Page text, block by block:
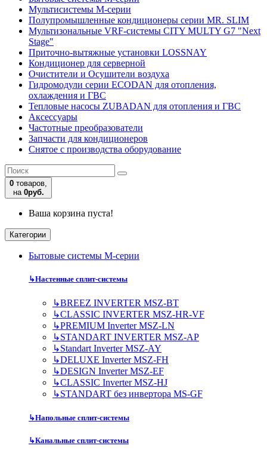
Мультисистемы M-серии
Полупромышленные кондиционеры серии MR. SLIM
Мультизональные VRF-системы CITY MULTY G7 "Next
Stage"
Приточно-вытяжные установки LOSSNAY
Кондиционер для серверной
Очистители и Осушители воздуха
Гидромодули серии ECODAN для отопления,
охлаждения и ГВС
Тепловые насосы ZUBADAN для отопления и ГВС
Аксесcуары
Частотные преобразователи
Запчасти для кондиционеров
Снятое с производства оборудование
0 товаров,
на 0руб.
Ваша корзина пуста!
Категории
Бытовые системы M-серии
↳Настенные сплит-системы
↳BREEZ INVERTER MSZ-BT
↳CLASSIC INVERTER MSZ-HR-VF
↳PREMIUM Inverter MSZ-LN
↳STANDART INVERTER MSZ-AP
↳Standart Inverter MSZ-AY
↳DELUXE Inverter MSZ-FH
↳DESIGN Inverter MSZ-EF
↳CLASSIC Inverter MSZ-HJ
↳STANDART без инвертора MS-GF
↳Напольные сплит-системы
↳Канальные сплит-системы